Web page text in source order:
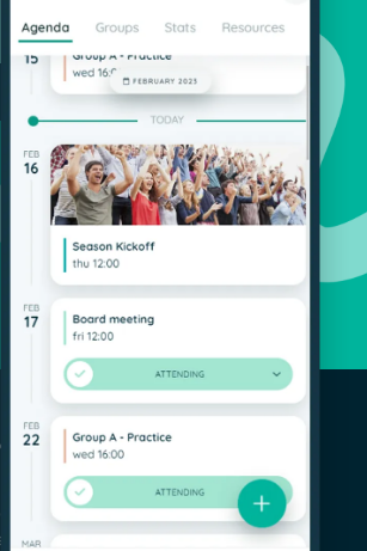
ESSAI GRATUIT
complète pour la
de membres
SOLUTIONS
Gestion des
membres
App pour votre